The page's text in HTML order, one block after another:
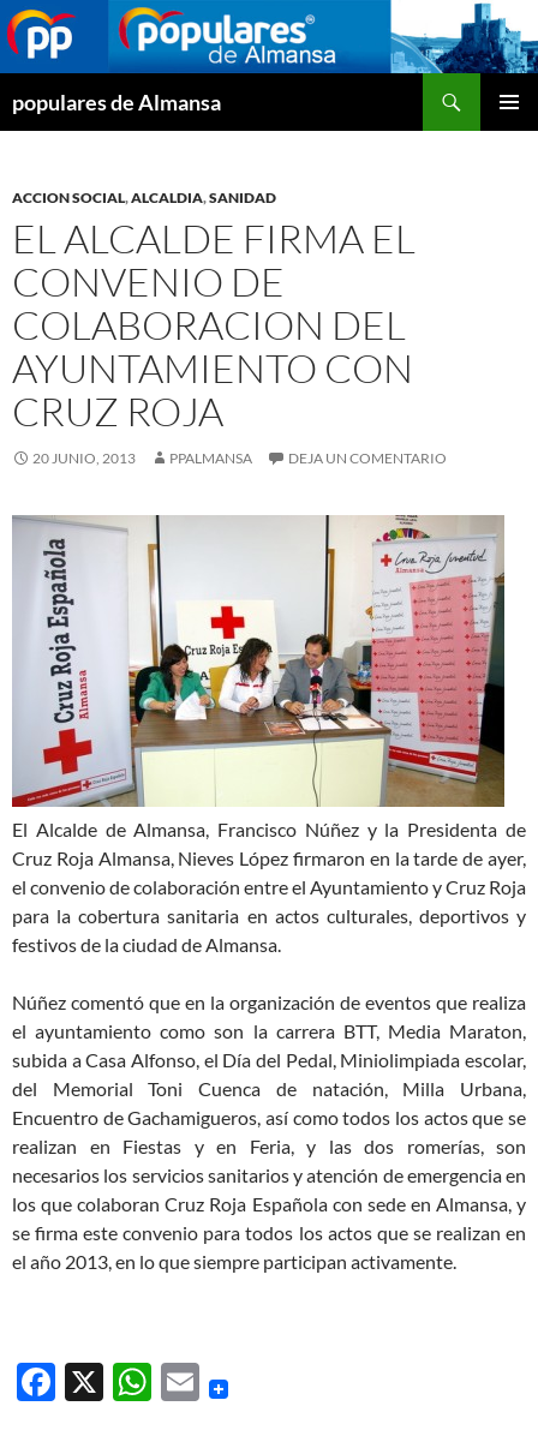
populares de Almansa
ACCION SOCIAL,ALCALDIA,SANIDAD
EL ALCALDE FIRMA EL
CONVENIO DE
COLABORACION DEL
AYUNTAMIENTO CON
CRUZ ROJA
20 JUNIO, 2013 PPALMANSA DEJA UN COMENTARIO
El Alcalde de Almansa, Francisco Núñez y la Presidenta de
Cruz Roja Almansa, Nieves López firmaron en la tarde de ayer,
el convenio de colaboración entre el Ayuntamiento y Cruz Roja
para la cobertura sanitaria en actos culturales, deportivos y
festivos de la ciudad de Almansa.
Núñez comentó que en la organización de eventos que realiza
el ayuntamiento como son la carrera BTT, Media Maraton,
subida a Casa Alfonso, el Día del Pedal, Miniolimpiada escolar,
del Memorial Toni Cuenca de natación, Milla Urbana,
Encuentro de Gachamigueros, así como todos los actos que se
realizan en Fiestas y en Feria, y las dos romerías, son
necesarios los servicios sanitarios y atención de emergencia en
los que colaboran Cruz Roja Española con sede en Almansa, y
se firma este convenio para todos los actos que se realizan en
el año 2013, en lo que siempre participan activamente.
F
X
W E